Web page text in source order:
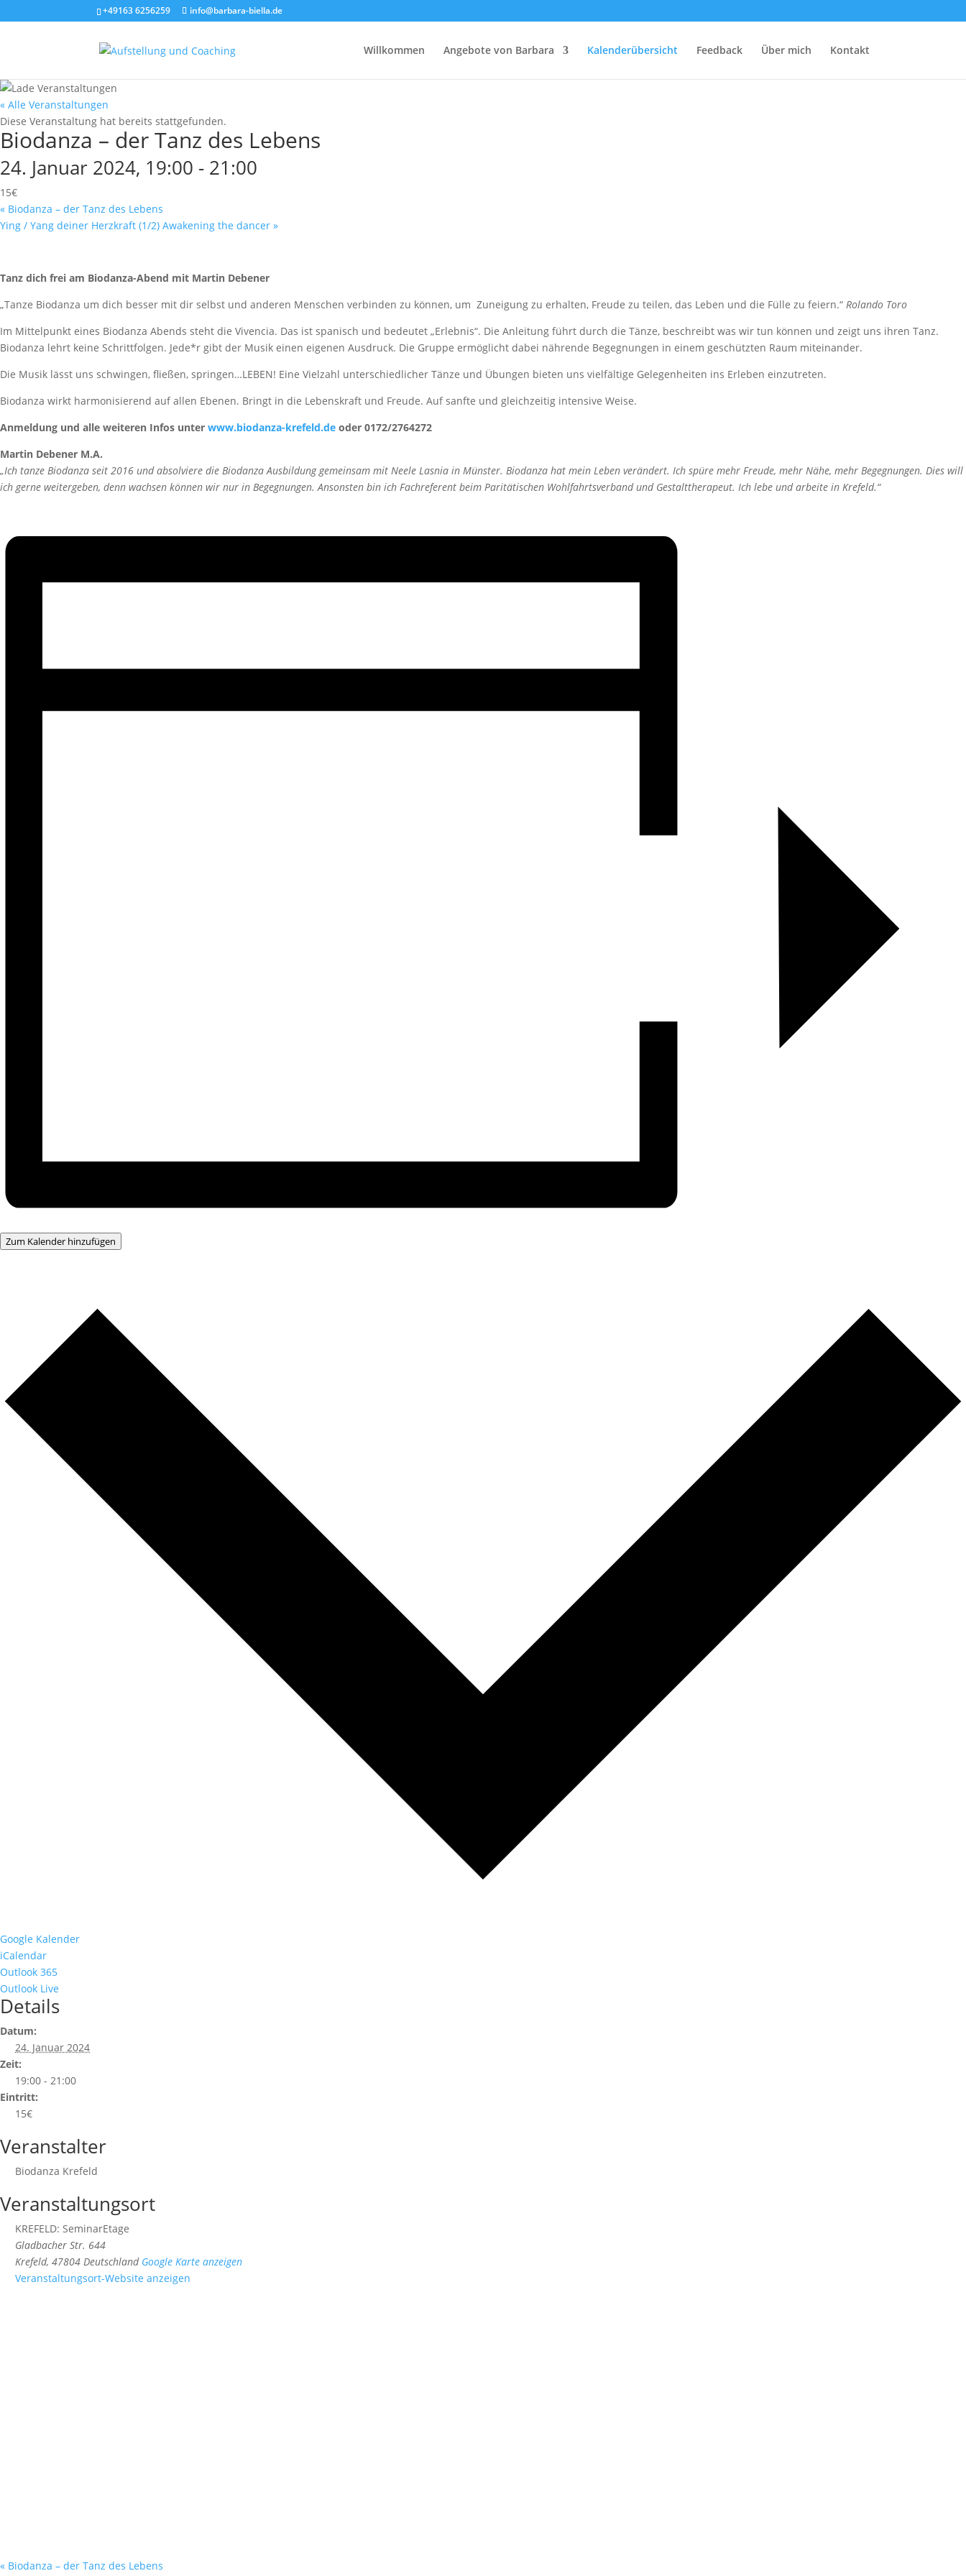
+49163 6256259 info@barbara-biella.de
Willkommen Angebote von Barbara Kalenderübersicht Feedback Über mich Kontakt
« Alle Veranstaltungen
Diese Veranstaltung hat bereits stattgefunden.
Biodanza – der Tanz des Lebens
24. Januar 2024, 19:00 - 21:00
15€
« Biodanza – der Tanz des Lebens
Ying / Yang deiner Herzkraft (1/2) Awakening the dancer »
Tanz dich frei am Biodanza-Abend mit Martin Debener
„Tanze Biodanza um dich besser mit dir selbst und anderen Menschen verbinden zu können, um Zuneigung zu erhalten, Freude zu teilen, das Leben und die Fülle zu feiern.“ Rolando Toro
Im Mittelpunkt eines Biodanza Abends steht die Vivencia. Das ist spanisch und bedeutet „Erlebnis“. Die Anleitung führt durch die Tänze, beschreibt was wir tun können und zeigt uns ihren Tanz.
Biodanza lehrt keine Schrittfolgen. Jede*r gibt der Musik einen eigenen Ausdruck. Die Gruppe ermöglicht dabei nährende Begegnungen in einem geschützten Raum miteinander.
Die Musik lässt uns schwingen, fließen, springen…LEBEN! Eine Vielzahl unterschiedlicher Tänze und Übungen bieten uns vielfältige Gelegenheiten ins Erleben einzutreten.
Biodanza wirkt harmonisierend auf allen Ebenen. Bringt in die Lebenskraft und Freude. Auf sanfte und gleichzeitig intensive Weise.
Anmeldung und alle weiteren Infos unter www.biodanza-krefeld.de oder 0172/2764272
Martin Debener M.A.
„Ich tanze Biodanza seit 2016 und absolviere die Biodanza Ausbildung gemeinsam mit Neele Lasnia in Münster. Biodanza hat mein Leben verändert. Ich spüre mehr Freude, mehr Nähe, mehr Begegnungen. Dies will
ich gerne weitergeben, denn wachsen können wir nur in Begegnungen. Ansonsten bin ich Fachreferent beim Paritätischen Wohlfahrtsverband und Gestalttherapeut. Ich lebe und arbeite in Krefeld.“
Zum Kalender hinzufügen
Google Kalender
iCalendar
Outlook 365
Outlook Live
Details
Datum:
24. Januar 2024
Zeit:
19:00 - 21:00
Eintritt:
15€
Veranstalter
Biodanza Krefeld
Veranstaltungsort
KREFELD: SeminarEtage
Gladbacher Str. 644
Krefeld, 47804 Deutschland Google Karte anzeigen
Veranstaltungsort-Website anzeigen
« Biodanza – der Tanz des Lebens